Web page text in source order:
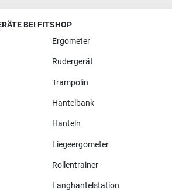
BEI FITSHOP
Ergometer
Rudergerät
Trampolin
Hantelbank
Hanteln
Liegeergometer
Rollentrainer
Langhantelstation